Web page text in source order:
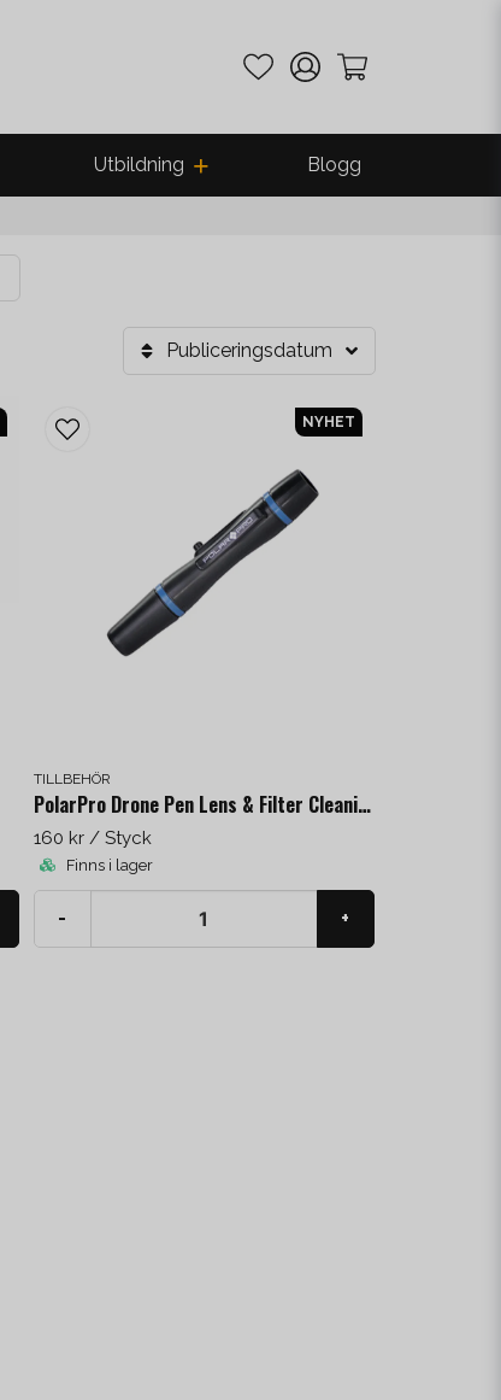
Utbildning Blogg
Publiceringsdatum
TILLBEHÖR
PolarPro Drone Pen Lens & Filter Cleaning Kit
160 kr / Styck
Finns i lager
- +
NYHET